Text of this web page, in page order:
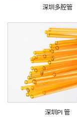
深圳多腔管
深圳PI 管